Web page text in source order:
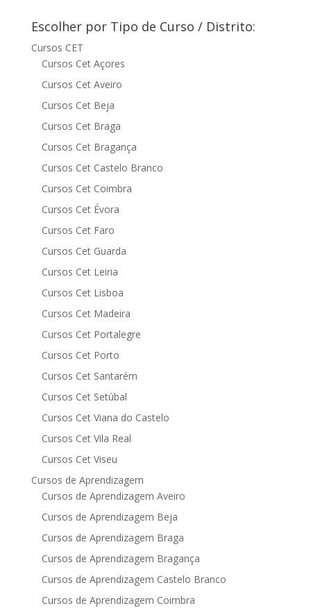
Escolher por Tipo de Curso / Distrito:
Cursos CET
Cursos Cet Açores
Cursos Cet Aveiro
Cursos Cet Beja
Cursos Cet Braga
Cursos Cet Bragança
Cursos Cet Castelo Branco
Cursos Cet Coimbra
Cursos Cet Évora
Cursos Cet Faro
Cursos Cet Guarda
Cursos Cet Leiria
Cursos Cet Lisboa
Cursos Cet Madeira
Cursos Cet Portalegre
Cursos Cet Porto
Cursos Cet Santarém
Cursos Cet Setúbal
Cursos Cet Viana do Castelo
Cursos Cet Vila Real
Cursos Cet Viseu
Cursos de Aprendizagem
Cursos de Aprendizagem Aveiro
Cursos de Aprendizagem Beja
Cursos de Aprendizagem Braga
Cursos de Aprendizagem Bragança
Cursos de Aprendizagem Castelo Branco
Cursos de Aprendizagem Coimbra